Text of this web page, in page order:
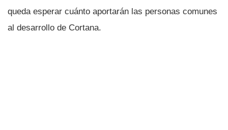
queda esperar cuánto aportarán las personas comunes
al desarrollo de Cortana.